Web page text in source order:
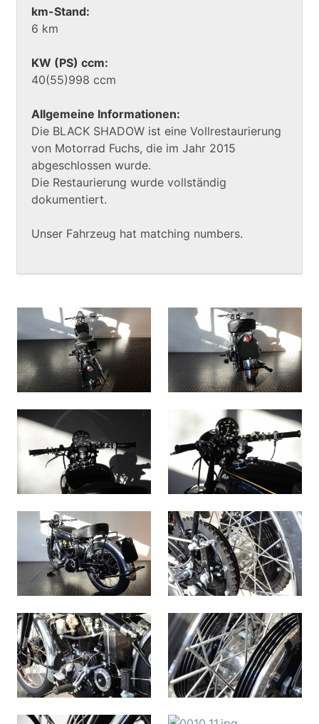
km-Stand:
6 km
KW (PS) ccm:
40(55)998 ccm
Allgemeine Informationen:
Die BLACK SHADOW ist eine Vollrestaurierung
von Motorrad Fuchs, die im Jahr 2015
abgeschlossen wurde.
Die Restaurierung wurde vollständig
dokumentiert.
Unser Fahrzeug hat matching numbers.